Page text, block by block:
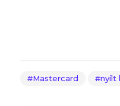
Mastercard nyílt